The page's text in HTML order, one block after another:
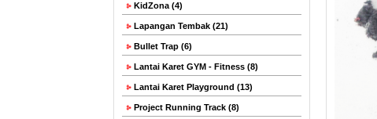
KidZona (4)
Lapangan Tembak (21)
Bullet Trap (6)
Lantai Karet GYM - Fitness (8)
Lantai Karet Playground (13)
Project Running Track (8)